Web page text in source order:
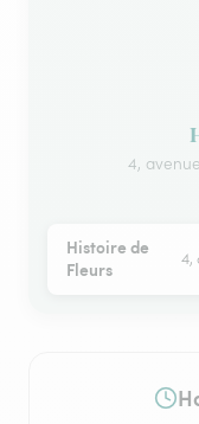
4,
Histoire de
Fleurs
4,